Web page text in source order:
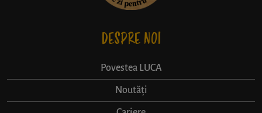
DESPRE NOI
Povestea LUCA
Noutăți